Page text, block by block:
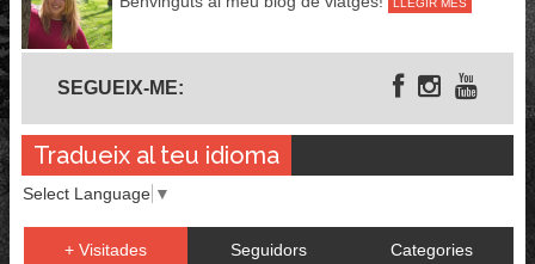
LLEGIR MÉS
SEGUEIX-ME:
Tradueix al teu idioma
Select Language ▼
+ Visitades Seguidors Categories